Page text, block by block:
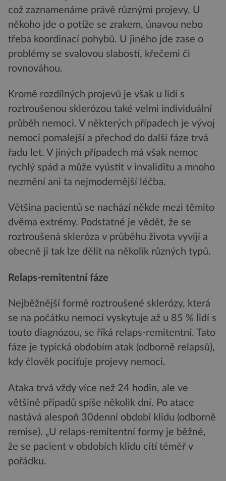
což zaznamenáme právě různými projevy. U
někoho jde o potíže se zrakem, únavou nebo
třeba koordinací pohybů. U jiného jde zase o
problémy se svalovou slabostí, křečemi či
rovnováhou.
Kromě rozdílných projevů je však u lidí s
roztroušenou sklerózou také velmi individuální
průběh nemoci. V některých případech je vývoj
nemoci pomalejší a přechod do další fáze trvá
řadu let. V jiných případech má však nemoc
rychlý spád a může vyústit v invaliditu a mnoho
nezmění ani ta nejmodernější léčba.
Většina pacientů se nachází někde mezi těmito
dvěma extrémy. Podstatné je vědět, že se
roztroušená skleróza v průběhu života vyvíjí a
obecně ji tak lze dělit na několik různých typů.
Relaps-remitentní fáze
Nejběžnější formě roztroušené sklerózy, která
se na počátku nemoci vyskytuje až u 85 % lidí s
touto diagnózou, se říká relaps-remitentní. Tato
fáze je typická obdobím atak (odborně relapsů),
kdy člověk pociťuje projevy nemoci.
Ataka trvá vždy více než 24 hodin, ale ve
většině případů spíše několik dní. Po atace
nastává alespoň 30denní období klidu (odborně
remise). „U relaps-remitentní formy je běžné,
že se pacient v obdobích klidu cítí téměř v
pořádku.